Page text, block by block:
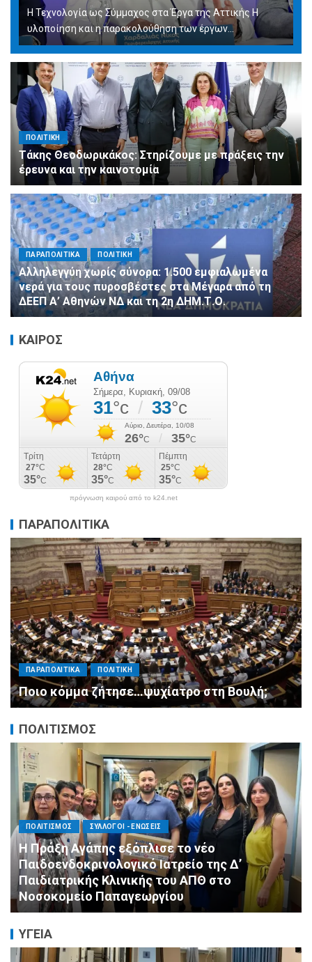
Η Τεχνολογία ως Σύμμαχος στα Έργα της Αττικής Η
υλοποίηση και η παρακολούθηση των έργων...
ΠΟΛΙΤΙΚΗ
Τάκης Θεοδωρικάκος: Στηρίζουμε με πράξεις την
έρευνα και την καινοτομία
ΠΑΡΑΠΟΛΙΤΙΚΑ ΠΟΛΙΤΙΚΗ
Αλληλεγγύη χωρίς σύνορα: 1.500 εμφιαλωμένα
νερά για τους πυροσβέστες στα Μέγαρα από τη
ΔΕΕΠ Α’ Αθηνών ΝΔ και τη 2η ΔΗΜ.Τ.Ο.
ΚΑΙΡΟΣ
πρόγνωση καιρού από το k24.net
ΠΑΡΑΠΟΛΙΤΙΚΑ
ΠΑΡΑΠΟΛΙΤΙΚΑ ΠΟΛΙΤΙΚΗ
Μητσοτάκης σε υπουργούς: Ξεχάστε τον
ανασχηματισμό, πιάστε δουλειά με 4
αυστηρές εντολές
ΠΟΛΙΤΙΣΜΟΣ
ΑΓΙΟΣ ΔΗΜΗΤΡΙΟΣ ΕΚΚΛΗΣΙΑ - ΑΡΧΟΝΤΑΡΙΚΙ ΠΟΛΙΤΙΣΜΟΣ
Με κατάνυξη και λαμπρότητα ο εορτασμός
της Μεταμορφώσεως του Σωτήρος στον
Ασύρματο
ΥΓΕΙΑ